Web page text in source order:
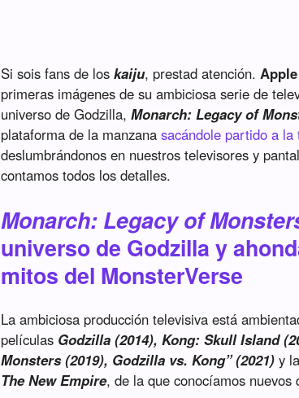
Si sois fans de loskaiju, prestad atención.
primeras imágenes de su ambiciosa serie de
universo de Godzilla,Monarch: Legacy of
plataforma de la manzanasacándole partido a
deslumbrándonos en nuestros televisores y
contamos todos los detalles.
Monarch: Legacy of
universo de Godzilla y
mitos del MonsterVerse
La ambiciosa producción televisiva está
películas Godzilla (2014), Kong: Skull Island
Monsters (2019), Godzilla vs. Kong” (2021) y
The New Empire, de la que conocíamos nuevos